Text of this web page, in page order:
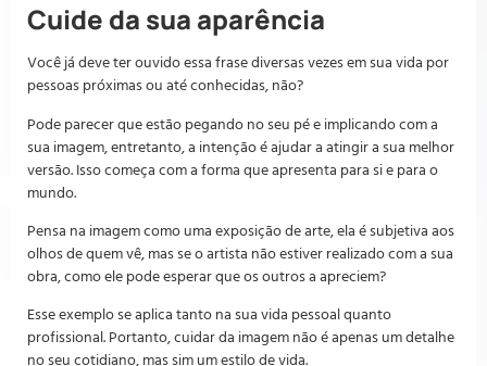
Cuide da sua aparência
Você já deve ter ouvido essa frase diversas vezes em sua vida por
pessoas próximas ou até conhecidas, não?
Pode parecer que estão pegando no seu pé e implicando com a
sua imagem, entretanto, a intenção é ajudar a atingir a sua melhor
versão. Isso começa com a forma que apresenta para si e para o
mundo.
Pensa na imagem como uma exposição de arte, ela é subjetiva aos
olhos de quem vê, mas se o artista não estiver realizado com a sua
obra, como ele pode esperar que os outros a apreciem?
Esse exemplo se aplica tanto na sua vida pessoal quanto
profissional. Portanto, cuidar da imagem não é apenas um detalhe
no seu cotidiano, mas sim um estilo de vida.